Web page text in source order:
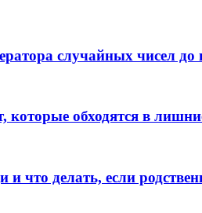
случайных чисел
обходятся в
и что делать, если